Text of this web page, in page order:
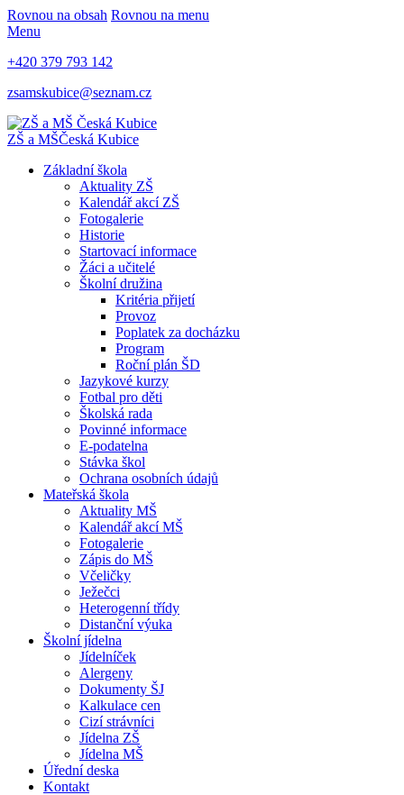
Rovnou na obsah Rovnou na menu
Menu
+420 379 793 142
zsamskubice@seznam.cz
ZŠ a MŠČeská Kubice
Základní škola
Aktuality ZŠ
Kalendář akcí ZŠ
Fotogalerie
Historie
Startovací informace
Žáci a učitelé
Školní družina
Kritéria přijetí
Provoz
Poplatek za docházku
Program
Roční plán ŠD
Jazykové kurzy
Fotbal pro děti
Školská rada
Povinné informace
E-podatelna
Stávka škol
Ochrana osobních údajů
Mateřská škola
Aktuality MŠ
Kalendář akcí MŠ
Fotogalerie
Zápis do MŠ
Včeličky
Ježečci
Heterogenní třídy
Distanční výuka
Školní jídelna
Jídelníček
Alergeny
Dokumenty ŠJ
Kalkulace cen
Cizí strávníci
Jídelna ZŠ
Jídelna MŠ
Úřední deska
Kontakt